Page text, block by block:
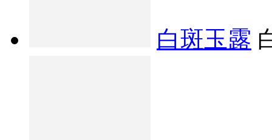
白斑玉露